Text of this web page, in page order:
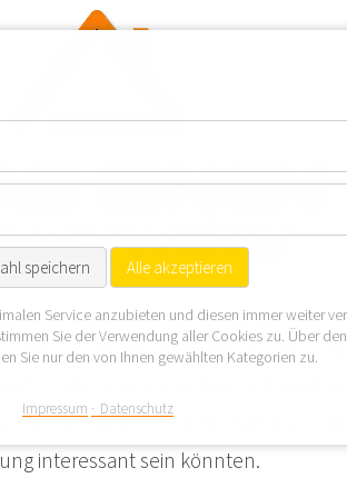
im Ortsteil Sandbach zur WEG
durchflossen, in deren Nähe sich
interessant sein könnten.
speichern Alle akzeptieren
Service anzubieten und diesen immer weiter
Sie der Verwendung aller Cookies zu. Über
Sie nur den von Ihnen gewählten Kategorien zu.
Impressum Datenschutz